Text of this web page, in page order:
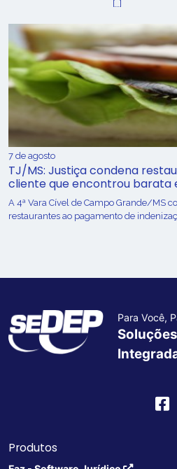
[…]
7 de agosto
TJ/MS: Justiça condena
cliente que encontrou barata
A 4ª Vara Cível de Campo Grande/MS
restaurantes ao pagamento de
Para Você,
Produtos